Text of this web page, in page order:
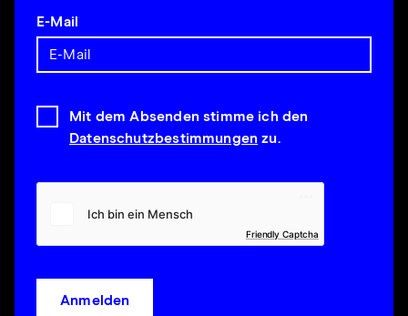
E-Mail
Mit dem Absenden stimme ich den
Datenschutzbestimmungen zu.
Friendly Captcha
Anmelden